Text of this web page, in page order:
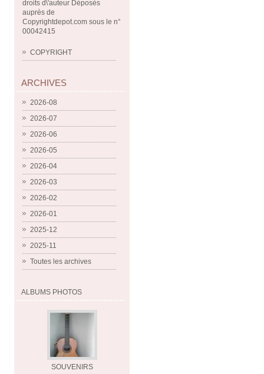
droits d\'auteur Déposés
auprès de
Copyrightdepot.com sous le n°
00042415
COPYRIGHT
ARCHIVES
2026-08
2026-07
2026-06
2026-05
2026-04
2026-03
2026-02
2026-01
2025-12
2025-11
Toutes les archives
ALBUMS PHOTOS
SOUVENIRS